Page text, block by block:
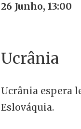
26 Junho, 13:00
Ucrânia
Ucrânia espera
Eslováquia.